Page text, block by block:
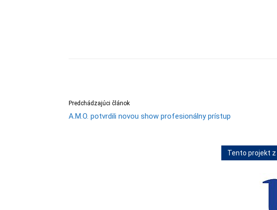
Predchádzajúci článok
A.M.O. potvrdili novou show profesionálny prístup
Tento projekt z